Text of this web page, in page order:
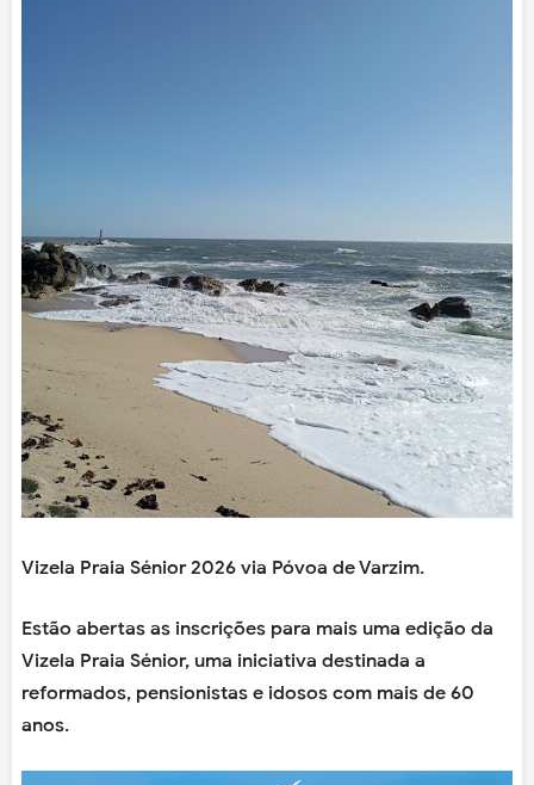
Vizela Praia Sénior 2026 via Póvoa de Varzim.
Estão abertas as inscrições para mais uma edição da
Vizela Praia Sénior, uma iniciativa destinada a
reformados, pensionistas e idosos com mais de 60
anos.